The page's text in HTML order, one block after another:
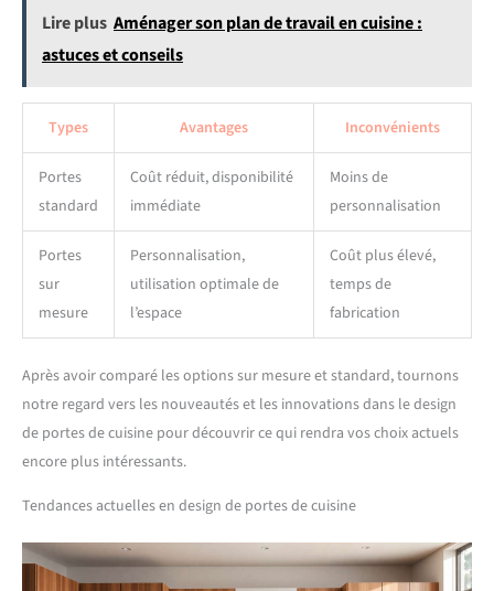
Lire plus Aménager son plan de travail en cuisine :
astuces et conseils
Types Avantages Inconvénients
Portes
standard
Coût réduit, disponibilité
immédiate
Moins de
personnalisation
Portes
sur
mesure
Personnalisation,
utilisation optimale de
l’espace
Coût plus élevé,
temps de
fabrication
Après avoir comparé les options sur mesure et standard, tournons
notre regard vers les nouveautés et les innovations dans le design
de portes de cuisine pour découvrir ce qui rendra vos choix actuels
encore plus intéressants.
Tendances actuelles en design de portes de cuisine